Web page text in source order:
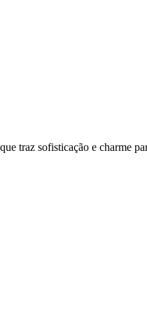
traz sofisticação e charme